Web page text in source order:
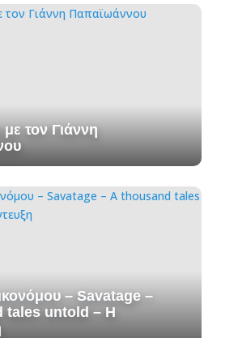
με τον Γιάννη
– Savatage –
tales untold – H